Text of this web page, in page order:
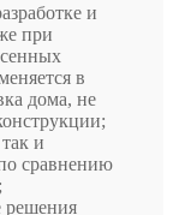
и
при
в
дома, не
и
сравнению
решения